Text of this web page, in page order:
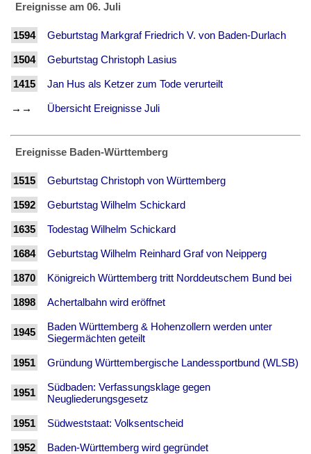
Ereignisse am 06. Juli
1594 Geburtstag Markgraf Friedrich V. von Baden-Durlach
1504 Geburtstag Christoph Lasius
1415 Jan Hus als Ketzer zum Tode verurteilt
→→ Übersicht Ereignisse Juli
Ereignisse Baden-Württemberg
1515 Geburtstag Christoph von Württemberg
1592 Geburtstag Wilhelm Schickard
1635 Todestag Wilhelm Schickard
1684 Geburtstag Wilhelm Reinhard Graf von Neipperg
1870 Königreich Württemberg tritt Norddeutschem Bund bei
1898 Achertalbahn wird eröffnet
1945
Baden Württemberg & Hohenzollern werden unter
Siegermächten geteilt
1951 Gründung Württembergische Landessportbund (WLSB)
1951
Südbaden: Verfassungsklage gegen
Neugliederungsgesetz
1951 Südweststaat: Volksentscheid
1952 Baden-Württemberg wird gegründet